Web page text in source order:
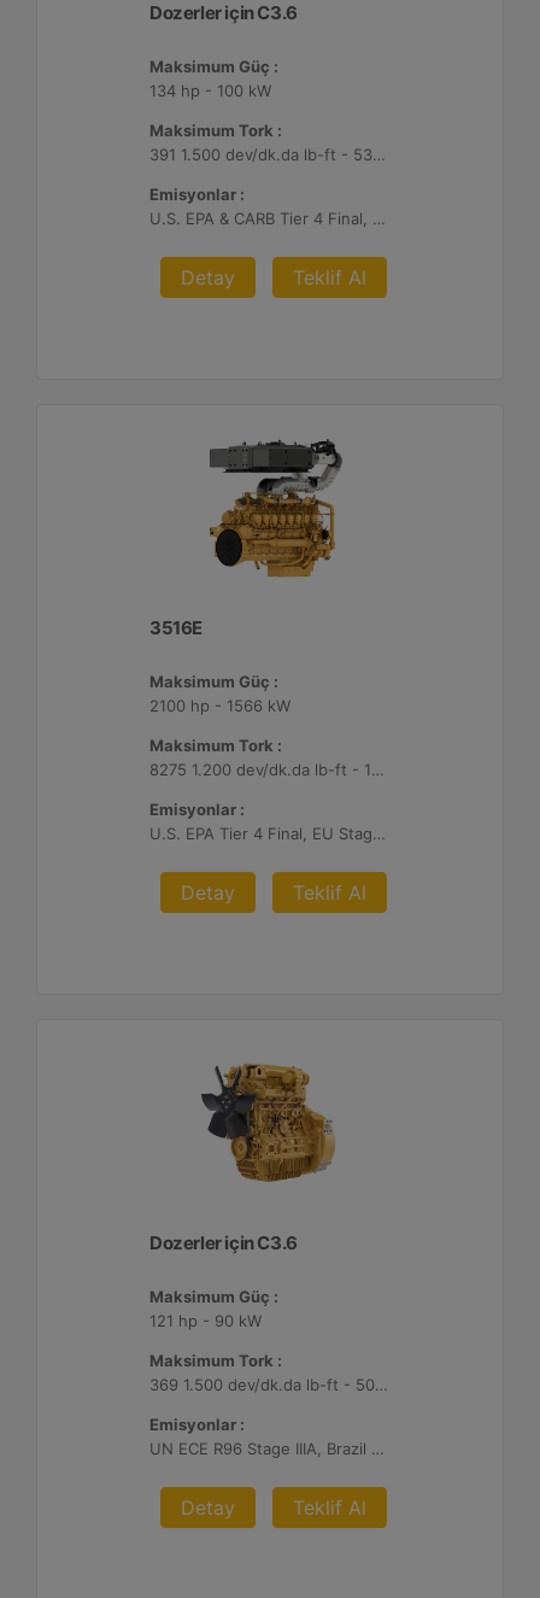
Dozerler için C3.6
Maksimum Güç :
134 hp - 100 kW
Maksimum Tork :
391 1.500 dev/dk.da lb-ft - 530 1.500 dev/dk.da Nm
Emisyonlar :
U.S. EPA & CARB Tier 4 Final, EU Stage V
Detay Teklif Al
3516E
Maksimum Güç :
2100 hp - 1566 kW
Maksimum Tork :
8275 1.200 dev/dk.da lb-ft - 11220 1.200 dev/dk.da Nm
Emisyonlar :
U.S. EPA Tier 4 Final, EU Stage V
Detay Teklif Al
Dozerler için C3.6
Maksimum Güç :
121 hp - 90 kW
Maksimum Tork :
369 1.500 dev/dk.da lb-ft - 500 1.500 dev/dk.da Nm
Emisyonlar :
UN ECE R96 Stage IIIA, Brazil MAR-1
Detay Teklif Al